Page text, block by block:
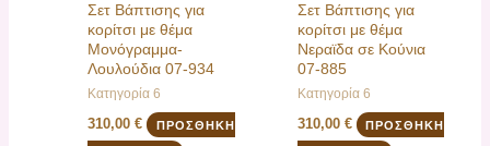
Σετ Βάπτισης για
κορίτσι με θέμα
Μονόγραμμα-
Λουλούδια 07-934
Κατηγορία 6
310,00€ ΠΡΟΣΘΉΚΗ
Σετ Βάπτισης για
κορίτσι με θέμα
Νεραϊδα σε Κούνια
07-885
Κατηγορία 6
310,00 € ΠΡΟΣΘΉΚΗ